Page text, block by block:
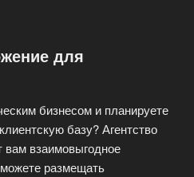
для
бизнесом и планируете
базу? Агентство
вам взаимовыгодное
размещать